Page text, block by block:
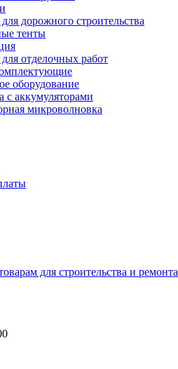
дорожного строительства
тенты
отделочных работ
оборудование
с аккумуляторами
микроволновка
для строительства и ремонта